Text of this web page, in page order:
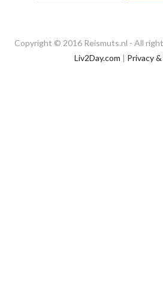
Copyright © 2016 Reismuts.nl - All
Liv2Day.com
Privacy